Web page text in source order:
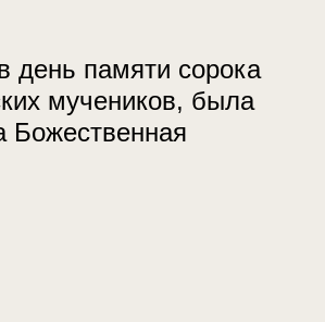
день памяти сорока
мучеников, была
Божественная